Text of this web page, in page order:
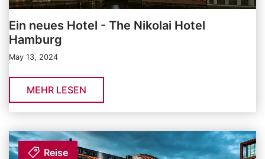
Ein neues Hotel - The Nikolai Hotel
Hamburg
May 13, 2024
MEHR LESEN
Reise